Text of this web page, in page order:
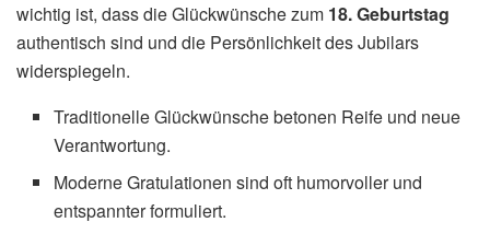
wichtig ist, dass die Glückwünsche zum 18. Geburtstag
authentisch sind und die Persönlichkeit des Jubilars
widerspiegeln.
Traditionelle Glückwünsche betonen Reife und neue
Verantwortung.
Moderne Gratulationen sind oft humorvoller und
entspannter formuliert.